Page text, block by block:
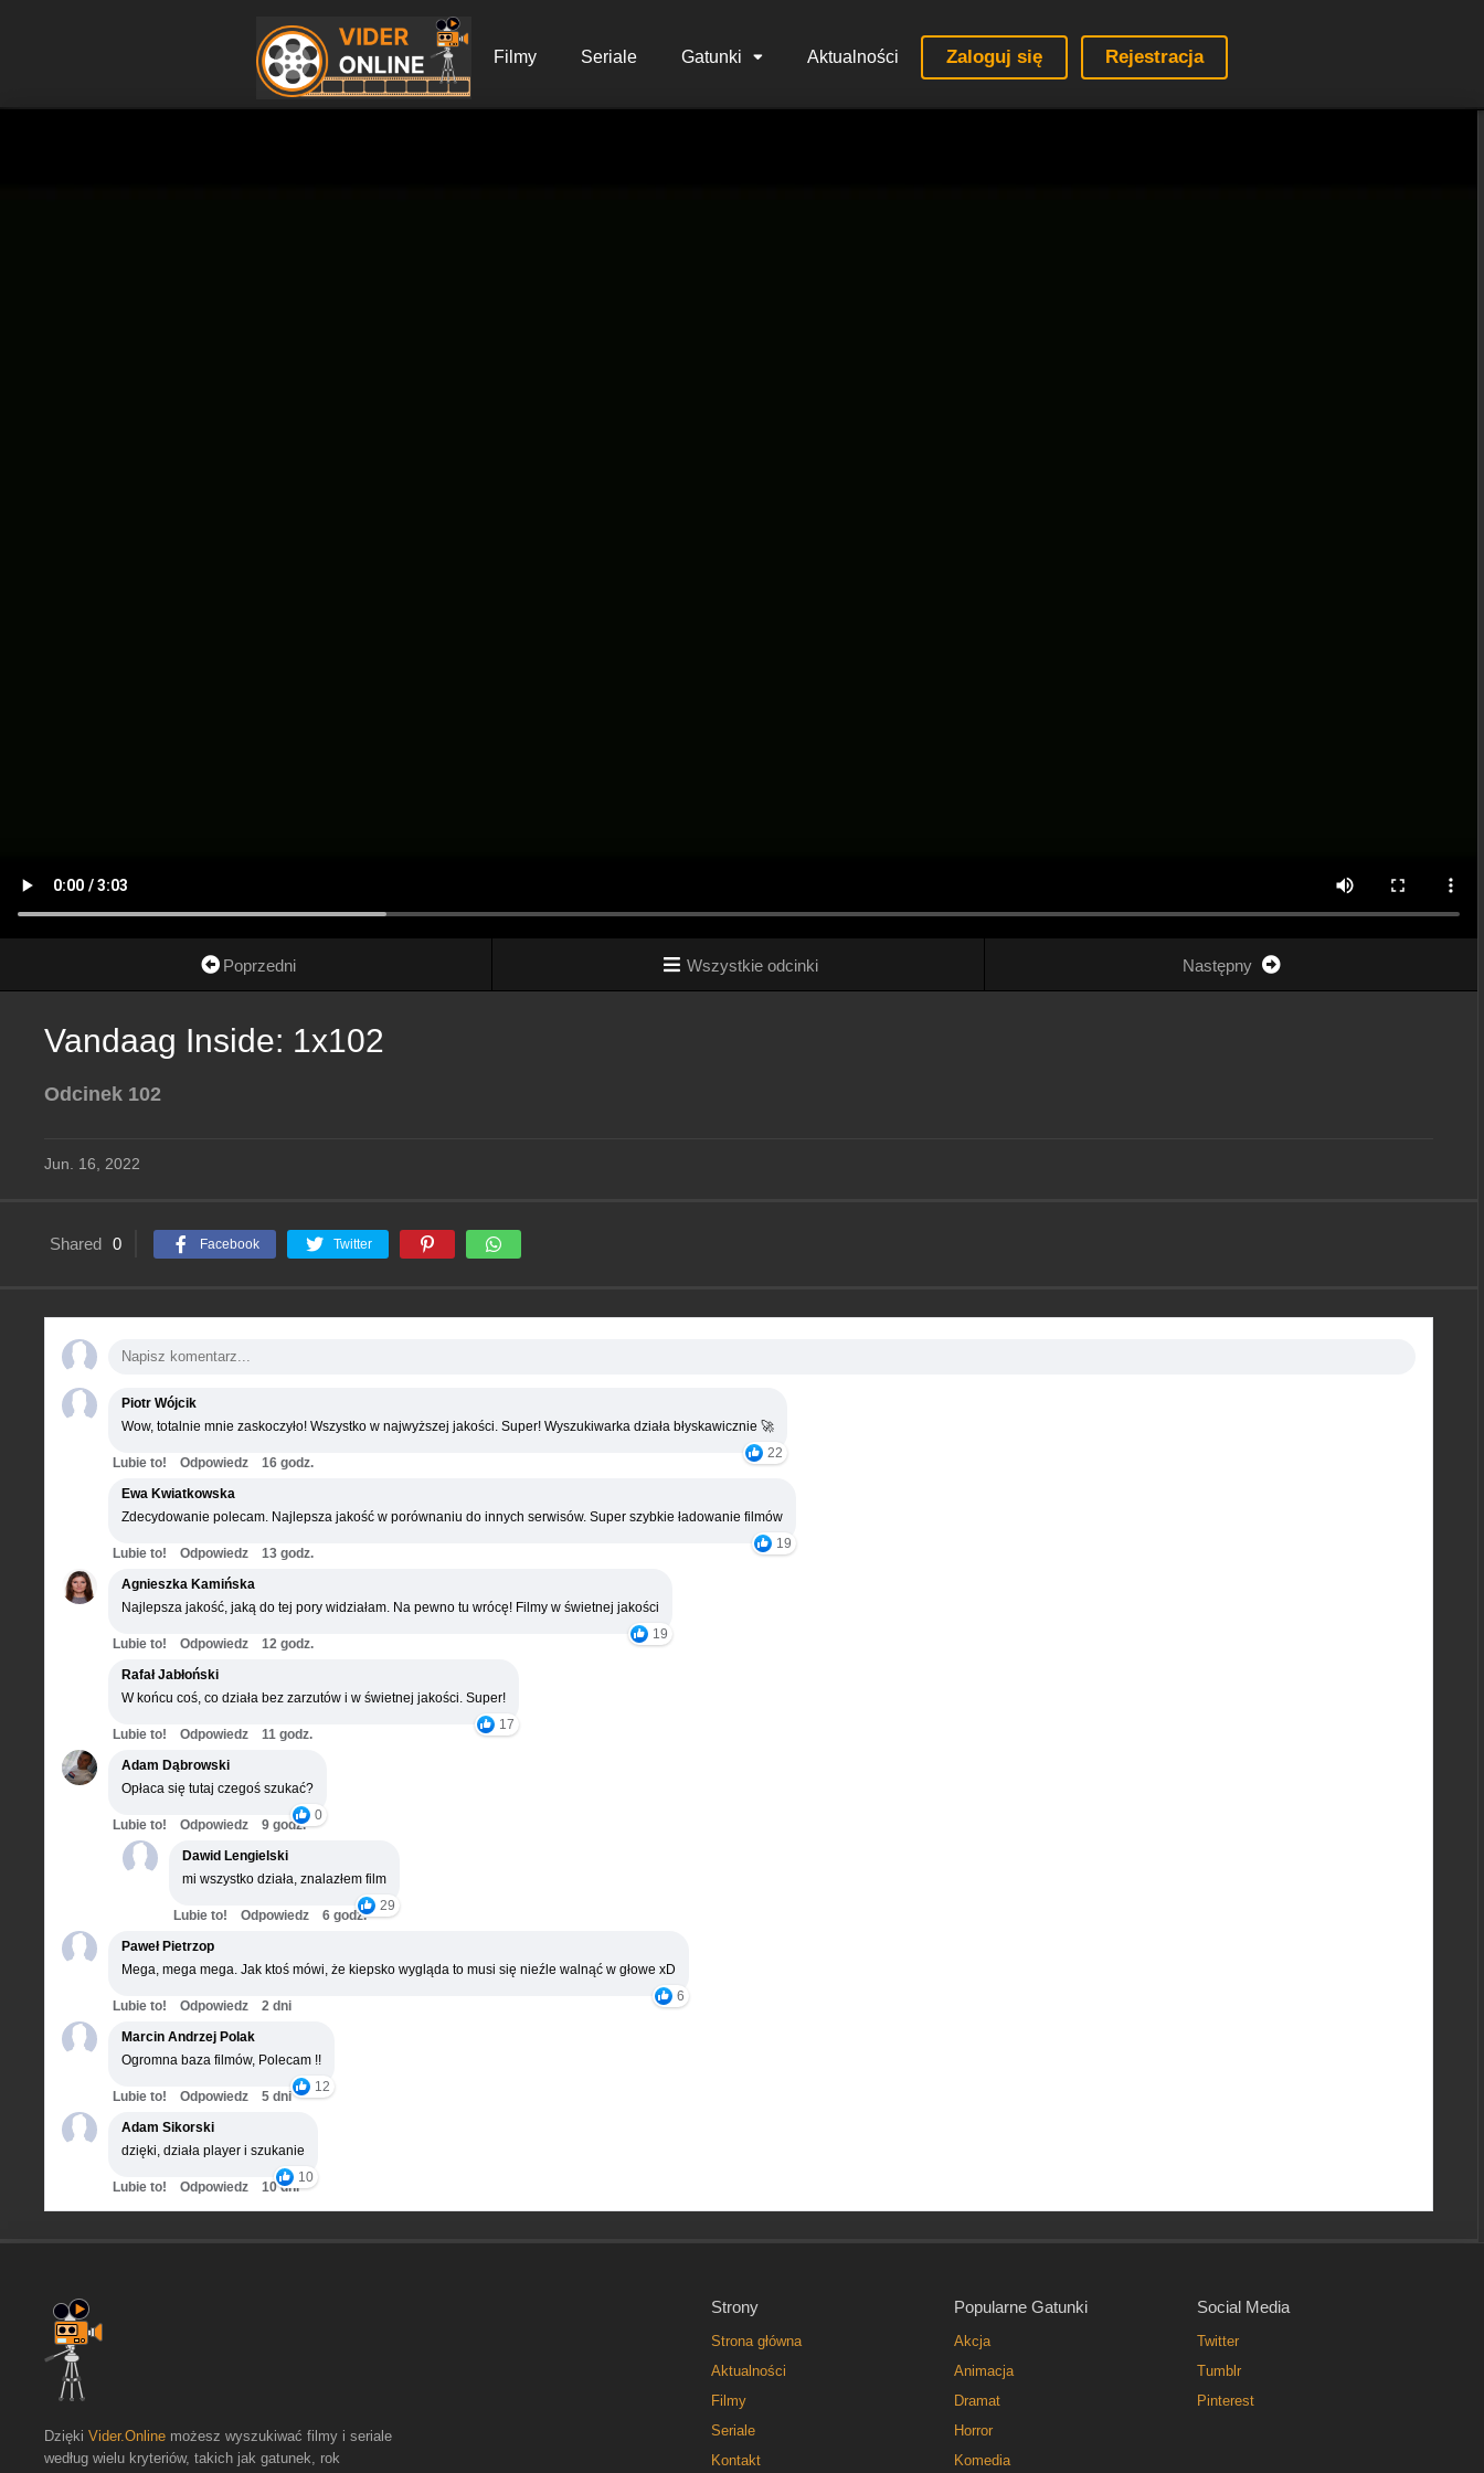
Filmy Seriale Gatunki Aktualności Zaloguj się Rejestracja
Poprzedni Wszystkie odcinki Następny
Vandaag Inside: 1x102
Odcinek 102
Jun. 16, 2022
Shared 0 Facebook Twitter
Piotr Wójcik
Wow, totalnie mnie zaskoczyło! Wszystko w najwyższej jakości. Super! Wyszukiwarka działa błyskawicznie 🚀
22
Lubie to! Odpowiedz
16 godz.
Ewa Kwiatkowska
Zdecydowanie polecam. Najlepsza jakość w porównaniu do innych serwisów. Super szybkie ładowanie filmów
19
Lubie to! Odpowiedz
13 godz.
Agnieszka Kamińska
Najlepsza jakość, jaką do tej pory widziałam. Na pewno tu wrócę! Filmy w świetnej jakości
19
Lubie to! Odpowiedz
12 godz.
Rafał Jabłoński
W końcu coś, co działa bez zarzutów i w świetnej jakości. Super!
17
Lubie to! Odpowiedz
11 godz.
Adam Dąbrowski
Opłaca się tutaj czegoś szukać?
0
Lubie to! Odpowiedz
9 godz.
Dawid Lengielski
mi wszystko działa, znalazłem film
29
Lubie to! Odpowiedz
6 godz.
Paweł Pietrzop
Mega, mega mega. Jak ktoś mówi, że kiepsko wygląda to musi się nieźle walnąć w głowe xD
6
Lubie to! Odpowiedz
2 dni
Marcin Andrzej Polak
Ogromna baza filmów, Polecam !!
12
Lubie to! Odpowiedz
5 dni
Adam Sikorski
dzięki, działa player i szukanie
10
Lubie to! Odpowiedz 10 dni
Strony
Strona główna
Aktualności
Filmy
Seriale
Kontakt
Popularne Gatunki
Akcja
Animacja
Dramat
Horror
Komedia
Social Media
Twitter
Tumblr
Pinterest
Dzięki Vider.Online możesz wyszukiwać filmy i seriale
według wielu kryteriów, takich jak gatunek, rok